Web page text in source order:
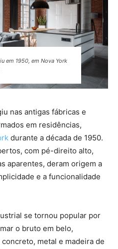
em 1950, em Nova York
nas antigas fábricas e
em residências,
durante a década de 1950.
com pé-direito alto,
aparentes, deram origem a
e a funcionalidade
se tornou popular por
o bruto em belo,
metal e madeira de